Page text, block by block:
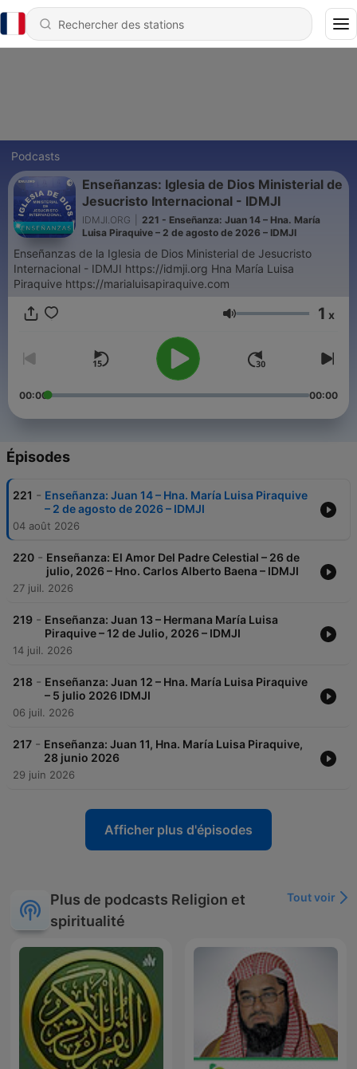
Podcasts
Enseñanzas: Iglesia de Dios Ministerial de
Jesucristo Internacional - IDMJI
IDMJI.ORG
221 - Enseñanza: Juan 14 – Hna. María
Luisa Piraquive – 2 de agosto de 2026 – IDMJI
Enseñanzas de la Iglesia de Dios Ministerial de Jesucristo
Internacional - IDMJI https://idmji.org Hna María Luisa
Piraquive https://marialuisapiraquive.com
Volume 1 x
00:00 00:00
Épisodes
221 - Enseñanza: Juan 14 – Hna. María Luisa Piraquive
– 2 de agosto de 2026 – IDMJI
04 août 2026
220 - Enseñanza: El Amor Del Padre Celestial – 26 de
julio, 2026 – Hno. Carlos Alberto Baena – IDMJI
27 juil. 2026
219 - Enseñanza: Juan 13 – Hermana María Luisa
Piraquive – 12 de Julio, 2026 – IDMJI
14 juil. 2026
218 - Enseñanza: Juan 12 – Hna. María Luisa Piraquive
– 5 julio 2026 IDMJI
06 juil. 2026
217 - Enseñanza: Juan 11, Hna. María Luisa Piraquive,
28 junio 2026
29 juin 2026
Afficher plus d'épisodes
Plus de podcasts Religion et
spiritualité
Tout voir